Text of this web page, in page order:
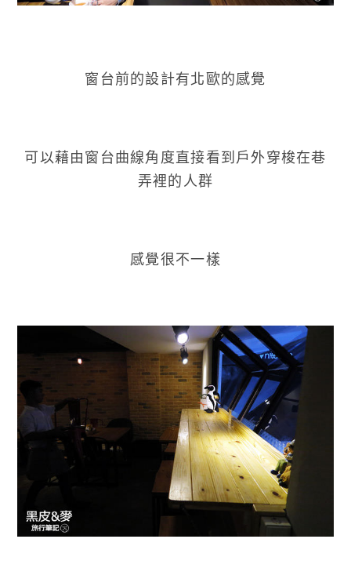
窗台前的設計有北歐的感覺
可以藉由窗台曲線角度直接看到戶外穿梭在巷
弄裡的人群
感覺很不一樣